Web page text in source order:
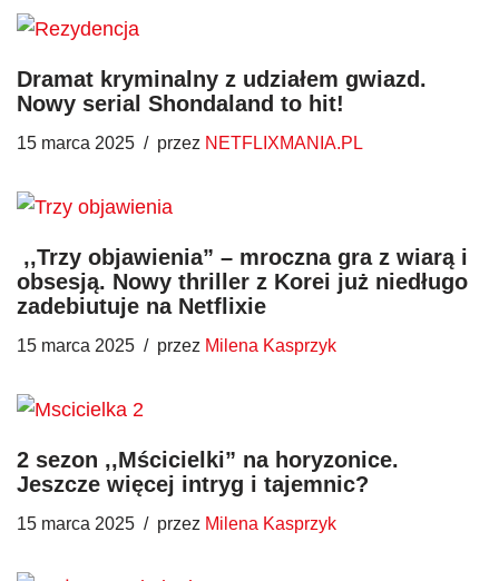
Dramat kryminalny z udziałem gwiazd.
Nowy serial Shondaland to hit!
15 marca 2025 przez NETFLIXMANIA.PL
​ ,,Trzy objawienia” – mroczna gra z wiarą i
obsesją. Nowy thriller z Korei już niedługo
zadebiutuje na Netflixie
15 marca 2025 przez Milena Kasprzyk
2 sezon ,,Mścicielki” na horyzonice.
Jeszcze więcej intryg i tajemnic?
15 marca 2025 przez Milena Kasprzyk